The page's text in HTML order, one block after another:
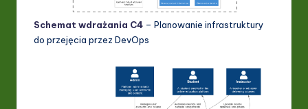
Schemat wdrażania C4 – Planowanie infrastruktury
do przejęcia przez DevOps